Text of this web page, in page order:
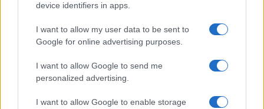
device identifiers in apps.
I want to allow my user data to be sent to
Google for online advertising purposes.
I want to allow Google to send me
personalized advertising.
I want to allow Google to enable storage